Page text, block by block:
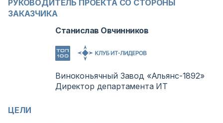
РУКОВОДИТЕЛЬ ПРОЕКТА СО СТОРОНЫ
ЗАКАЗЧИКА
Станислав Овчинников
Виноконьячный Завод «Альянс-1892»
Директор департамента ИТ
ЦЕЛИ